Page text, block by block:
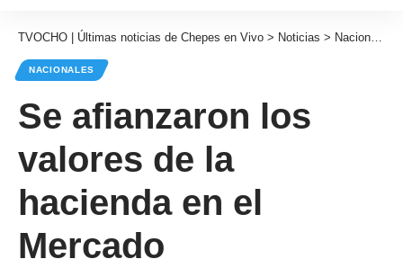
TVOCHO | Últimas noticias de Chepes en Vivo > Noticias > Nacionales
NACIONALES
Se afianzaron los
valores de la
hacienda en el
Mercado